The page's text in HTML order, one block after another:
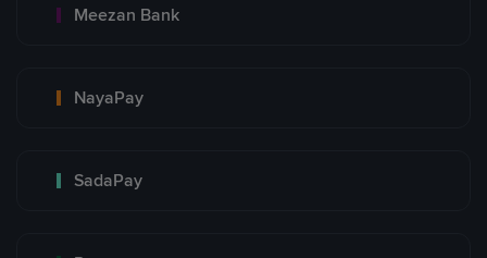
Meezan Bank
NayaPay
SadaPay